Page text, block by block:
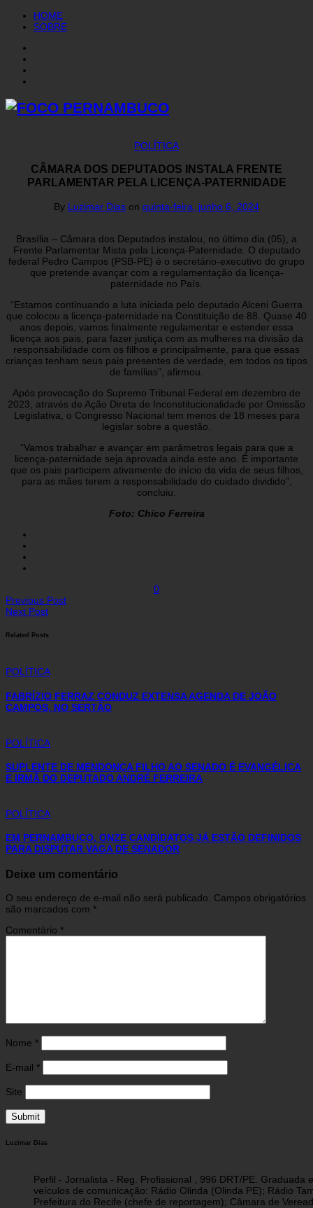
HOME
SOBRE
POLÍTICA
CÂMARA DOS DEPUTADOS INSTALA FRENTE
PARLAMENTAR PELA LICENÇA-PATERNIDADE
By Luzimar Dias on quinta-feira, junho 6, 2024
Brasília – Câmara dos Deputados instalou, no último dia (05), a
Frente Parlamentar Mista pela Licença-Paternidade. O deputado
federal Pedro Campos (PSB-PE) é o secretário-executivo do grupo
que pretende avançar com a regulamentação da licença-
paternidade no País.
“Estamos continuando a luta iniciada pelo deputado Alceni Guerra
que colocou a licença-paternidade na Constituição de 88. Quase 40
anos depois, vamos finalmente regulamentar e estender essa
licença aos pais, para fazer justiça com as mulheres na divisão da
responsabilidade com os filhos e principalmente, para que essas
crianças tenham seus pais presentes de verdade, em todos os tipos
de famílias”, afirmou.
Após provocação do Supremo Tribunal Federal em dezembro de
2023, através de Ação Direta de Inconstitucionalidade por Omissão
Legislativa, o Congresso Nacional tem menos de 18 meses para
legislar sobre a questão.
“Vamos trabalhar e avançar em parâmetros legais para que a
licença-paternidade seja aprovada ainda este ano. É importante
que os pais participem ativamente do início da vida de seus filhos,
para as mães terem a responsabilidade do cuidado dividido”,
concluiu.
Foto: Chico Ferreira
0
Previous Post
Next Post
Related Posts
POLÍTICA
FABRÍZIO FERRAZ CONDUZ EXTENSA AGENDA DE JOÃO
CAMPOS, NO SERTÃO
POLÍTICA
SUPLENTE DE MENDONÇA FILHO AO SENADO É EVANGÉLICA
E IRMÃ DO DEPUTADO ANDRÉ FERREIRA
POLÍTICA
EM PERNAMBUCO, ONZE CANDIDATOS JÁ ESTÃO DEFINIDOS
PARA DISPUTAR VAGA DE SENADOR
Deixe um comentário
O seu endereço de e-mail não será publicado. Campos obrigatórios
são marcados com *
Comentário *
Nome *
E-mail *
Site
Luzimar Dias
Perfil - Jornalista - Reg. Profissional , 996 DRT/PE.
veículos de comunicação: Rádio Olinda (Olinda PE); Rádio
Prefeitura do Recife (chefe de reportagem); Câmara de